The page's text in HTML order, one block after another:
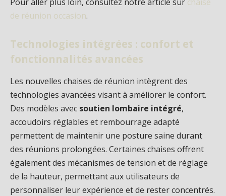
de réunion occasion.
Technologies intégrées : confort et
fonctionnalités avancées
Les nouvelles chaises de réunion intègrent des
technologies avancées visant à améliorer le confort.
Des modèles avec soutien lombaire intégré,
accoudoirs réglables et rembourrage adapté
permettent de maintenir une posture saine durant
des réunions prolongées. Certaines chaises offrent
également des mécanismes de tension et de réglage
de la hauteur, permettant aux utilisateurs de
personnaliser leur expérience et de rester concentrés.